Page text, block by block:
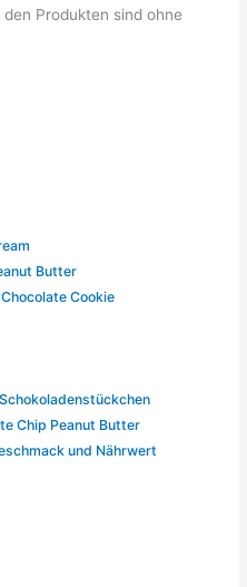
Produkten sind ohne
Butter
Cookie
Chip Peanut Butter
und Nährwert